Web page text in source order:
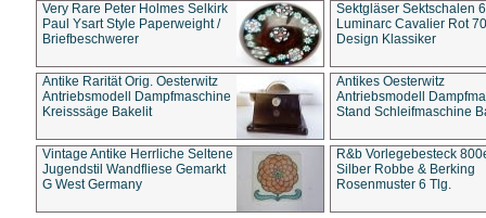
Very Rare Peter Holmes Selkirk
Paul Ysart Style Paperweight /
Briefbeschwerer
Sektgläser Sektschalen
Luminarc Cavalier Rot
Design Klassiker
Antike Rarität Orig. Oesterwitz
Antriebsmodell Dampfmaschine
Kreisssäge Bakelit
Antikes Oesterwitz
Antriebsmodell
Stand Schleifmaschine
Vintage Antike Herrliche Seltene
Jugendstil Wandfliese Gemarkt
G West Germany
R&b Vorlegebesteck
Silber Robbe & Berking
Rosenmuster 6 Tlg.